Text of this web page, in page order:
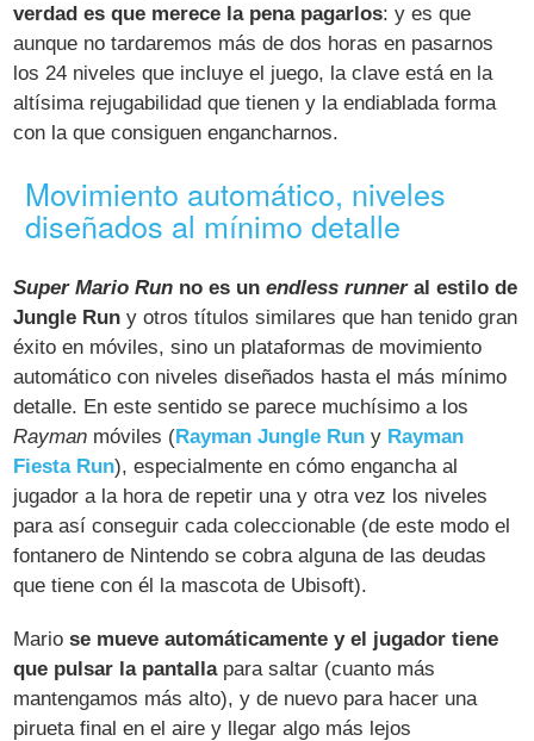
verdad es que merece la pena pagarlos: y es que
aunque no tardaremos más de dos horas en pasarnos
los 24 niveles que incluye el juego, la clave está en la
altísima rejugabilidad que tienen y la endiablada forma
con la que consiguen engancharnos.
Movimiento automático, niveles
diseñados al mínimo detalle
Super Mario Run no es unendless runneral estilo de
Jungle Run y otros títulos similares que han tenido gran
éxito en móviles, sino un plataformas de movimiento
automático con niveles diseñados hasta el más mínimo
detalle. En este sentido se parece muchísimo a los
Rayman móviles (Rayman Jungle Run y Rayman
Fiesta Run), especialmente en cómo engancha al
jugador a la hora de repetir una y otra vez los niveles
para así conseguir cada coleccionable (de este modo el
fontanero de Nintendo se cobra alguna de las deudas
que tiene con él la mascota de Ubisoft).
Mariose mueve automáticamente y el jugador tiene
que pulsar la pantallapara saltar (cuanto más
mantengamos más alto), y de nuevo para hacer una
pirueta final en el aire y llegar algo más lejos